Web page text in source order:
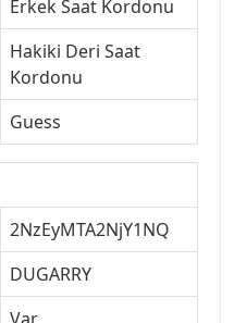
Erkek Saat Kordonu
Hakiki Deri Saat
Kordonu
Guess
2NzEyMTA2NjY1NQ
DUGARRY